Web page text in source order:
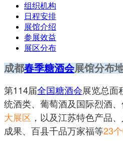
组织机构
日程安排
展馆介绍
参展效益
展区分布
成都春季糖酒会展馆分布
第114届全国糖酒会展览总面
统酒类、葡萄酒及国际烈酒
大展区 ，以及江苏特色产品
成果、百县千品万家福等23